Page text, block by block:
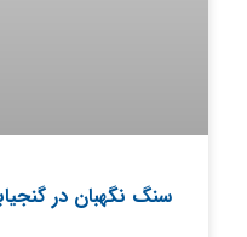
سنگ نگهبان در گنجیابی